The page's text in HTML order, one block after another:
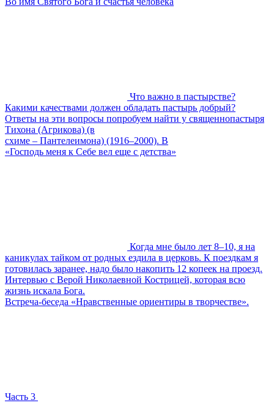
Что важно в пастырстве?
Какими качествами должен обладать пастырь добрый?
Ответы на эти вопросы попробуем найти у священнопастыря
Тихона (Агрикова) (в
схиме – Пантелеимона) (1916–2000). В
«Господь меня к Себе вел еще с детства»
Когда мне было лет 8–10, я на
каникулах тайком от родных ездила в церковь. К поездкам я
готовилась заранее, надо было накопить 12 копеек на проезд.
Интервью с Верой Николаевной Кострицей, которая всю
жизнь искала Бога.
Встреча-беседа «Нравственные ориентиры в творчестве».
Часть 3